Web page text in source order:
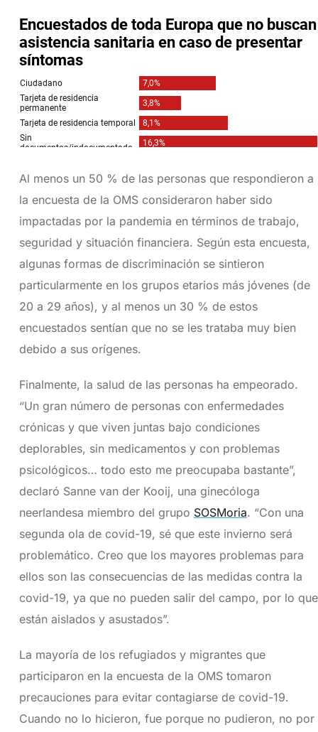
Al menos un 50 % de las personas que respondieron a
la encuesta de la OMS consideraron haber sido
impactadas por la pandemia en términos de trabajo,
seguridad y situación financiera. Según esta encuesta,
algunas formas de discriminación se sintieron
particularmente en los grupos etarios más jóvenes (de
20 a 29 años), y al menos un 30 % de estos
encuestados sentían que no se les trataba muy bien
debido a sus orígenes.
Finalmente, la salud de las personas ha empeorado.
“Un gran número de personas con enfermedades
crónicas y que viven juntas bajo condiciones
deplorables, sin medicamentos y con problemas
psicológicos… todo esto me preocupaba bastante”,
declaró Sanne van der Kooij, una ginecóloga
neerlandesa miembro del grupo SOSMoria. “Con una
segunda ola de covid-19, sé que este invierno será
problemático. Creo que los mayores problemas para
ellos son las consecuencias de las medidas contra la
covid-19, ya que no pueden salir del campo, por lo que
están aislados y asustados”.
La mayoría de los refugiados y migrantes que
participaron en la encuesta de la OMS tomaron
precauciones para evitar contagiarse de covid-19.
Cuando no lo hicieron, fue porque no pudieron, no por